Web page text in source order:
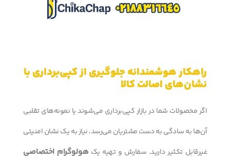
راهکار هوشمندانه جلوگیری از کپی‌برداری با
نشان‌های اصالت کالا
اگر محصولات شما در بازار کپی‌برداری می‌شوند یا نمونه‌های تقلبی
آن‌ها به سادگی به دست مشتریان می‌رسد، نیاز به یک نشان امنیتی
غیرقابل تکثیر دارید. سفارش و تهیه یک هولوگرام اختصاصی